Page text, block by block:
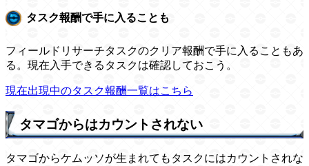
タスク報酬で手に入ることも
フィールドリサーチタスクのクリア報酬で手に入ることもあ
る。現在入手できるタスクは確認しておこう。
現在出現中のタスク報酬一覧はこちら
タマゴからはカウントされない
タマゴからケムッソが生まれてもタスクにはカウントされな